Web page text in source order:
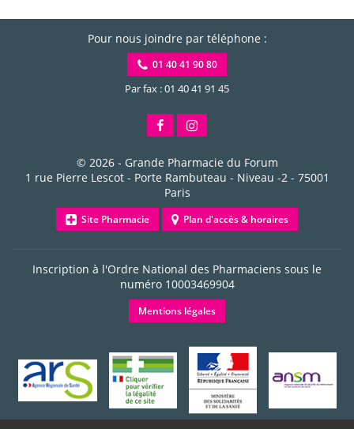
Pour nous joindre par téléphone :
01 40 41 90 80
Par fax : 01 40 41 91 45
© 2026 - Grande Pharmacie du Forum
1 rue Pierre Lescot - Porte Rambuteau - Niveau -2- 75001
Paris
Site Pharmacie Plan d'accès & horaires
Inscription à l'Ordre National des Pharmaciens sous le
numéro 10003469904
Mentions légales